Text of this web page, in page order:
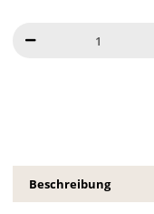
Beschreibung